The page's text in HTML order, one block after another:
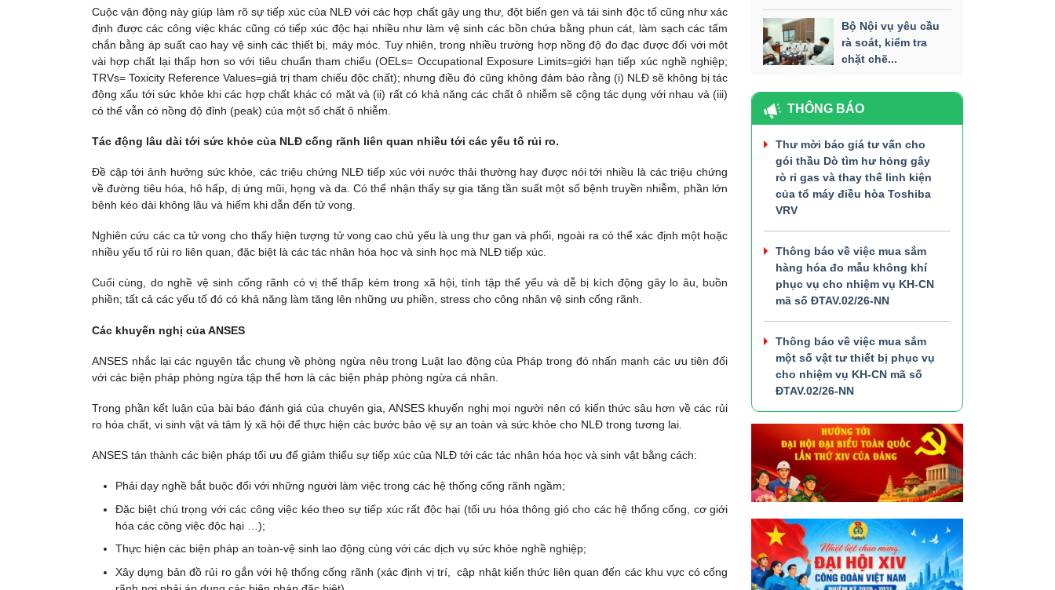
Cuộc vận động này giúp làm rõ sự tiếp xúc của NLĐ với các hợp chất gây ung thư, đột biến gen và tái sinh độc tố cũng như xác
định được các công việc khác cũng có tiếp xúc độc hại nhiều như làm vệ sinh các bồn chứa bằng phun cát, làm sạch các tấm
chắn bằng áp suất cao hay vệ sinh các thiết bị, máy móc. Tuy nhiên, trong nhiều trường hợp nồng độ đo đạc được đối với một
vài hợp chất lại thấp hơn so với tiêu chuẩn tham chiếu (OELs= Occupational Exposure Limits=giới hạn tiếp xúc nghề nghiệp;
TRVs= Toxicity Reference Values=giá trị tham chiếu độc chất); nhưng điều đó cũng không đảm bảo rằng (i) NLĐ sẽ không bị tác
động xấu tới sức khỏe khi các hợp chất khác có mặt và (ii) rất có khả năng các chất ô nhiễm sẽ cộng tác dụng với nhau và (iii)
có thể vẫn có nồng độ đỉnh (peak) của một số chất ô nhiễm.
Tác động lâu dài tới sức khỏe của NLĐ cống rãnh liên quan nhiều tới các yếu tố rủi ro.
Đề cập tới ảnh hưởng sức khỏe, các triệu chứng NLĐ tiếp xúc với nước thải thường hay được nói tới nhiều là các triệu chứng
về đường tiêu hóa, hô hấp, dị ứng mũi, họng và da. Có thể nhận thấy sự gia tăng tần suất một số bệnh truyền nhiễm, phần lớn
bệnh kéo dài không lâu và hiếm khi dẫn đến tử vong.
Nghiên cứu các ca tử vong cho thấy hiện tượng tử vong cao chủ yếu là ung thư gan và phổi, ngoài ra có thể xác định một hoặc
nhiều yếu tố rủi ro liên quan, đặc biệt là các tác nhân hóa học và sinh học mà NLĐ tiếp xúc.
Cuối cùng, do nghề vệ sinh cống rãnh có vị thế thấp kém trong xã hội, tính tập thể yếu và dễ bị kích động gây lo âu, buồn
phiền; tất cả các yếu tố đó có khả năng làm tăng lên những ưu phiền, stress cho công nhân vệ sinh cống rãnh.
Các khuyến nghị của ANSES
ANSES nhắc lại các nguyên tắc chung về phòng ngừa nêu trong Luật lao động của Pháp trong đó nhấn mạnh các ưu tiên đối
với các biện pháp phòng ngừa tập thể hơn là các biện pháp phòng ngừa cá nhân.
Trong phần kết luận của bài báo đánh giá của chuyên gia, ANSES khuyến nghị mọi người nên có kiến thức sâu hơn về các rủi
ro hóa chất, vi sinh vật và tâm lý xã hội để thực hiện các bước bảo vệ sự an toàn và sức khỏe cho NLĐ trong tương lai.
ANSES tán thành các biện pháp tối ưu để giảm thiểu sự tiếp xúc của NLĐ tới các tác nhân hóa học và sinh vật bằng cách:
Phải dạy nghề bắt buộc đối với những người làm việc trong các hệ thống cống rãnh ngầm;
Đặc biệt chú trọng với các công việc kéo theo sự tiếp xúc rất độc hại (tối ưu hóa thông gió cho các hệ thống cống, cơ giới
hóa các công việc độc hại …);
Thực hiện các biện pháp an toàn-vệ sinh lao động cùng với các dịch vụ sức khỏe nghề nghiệp;
Xây dựng bản đồ rủi ro gắn với hệ thống cống rãnh (xác định vị trí, cập nhật kiến thức liên quan đến các khu vực có cống
Bộ Nội vụ yêu cầu
rà soát, kiểm tra
chặt chẽ...
THÔNG BÁO
Thư mời báo giá tư vấn cho
gói thầu Dò tìm hư hỏng gây
rò rỉ gas và thay thế linh kiện
của tổ máy điều hòa Toshiba
VRV
Thông báo về việc mua sắm
hàng hóa đo mẫu không khí
phục vụ cho nhiệm vụ KH-CN
mã số ĐTAV.02/26-NN
Thông báo về việc mua sắm
một số vật tư thiết bị phục vụ
cho nhiệm vụ KH-CN mã số
ĐTAV.02/26-NN